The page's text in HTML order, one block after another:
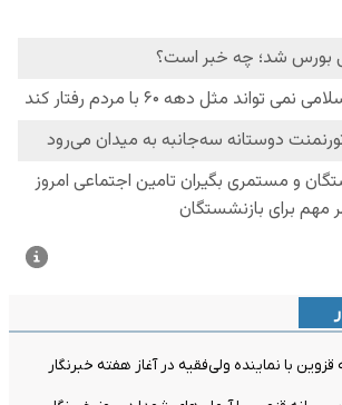
با نماینده ولی‌فقیه در آغاز هفته خبرنگار